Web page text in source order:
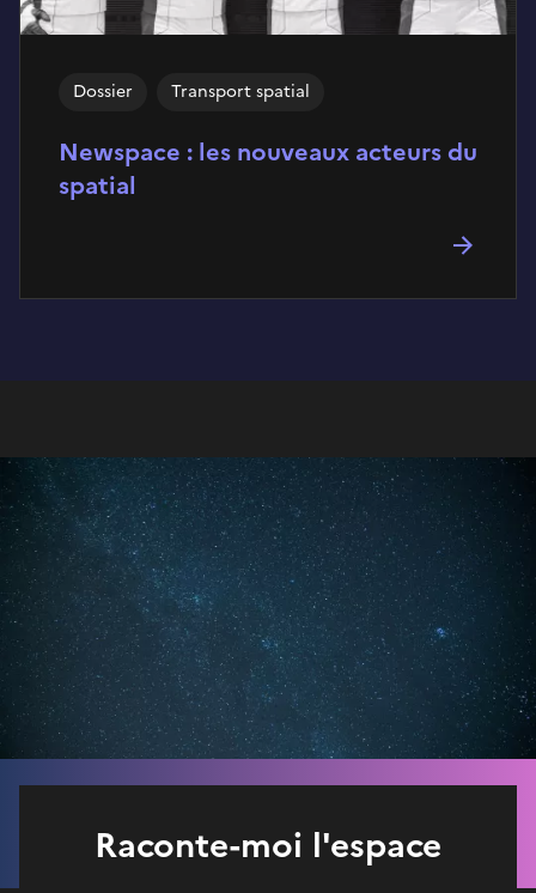
Newspace : les nouveaux acteurs du
spatial
Dossier Transport spatial
Raconte-moi l'espace